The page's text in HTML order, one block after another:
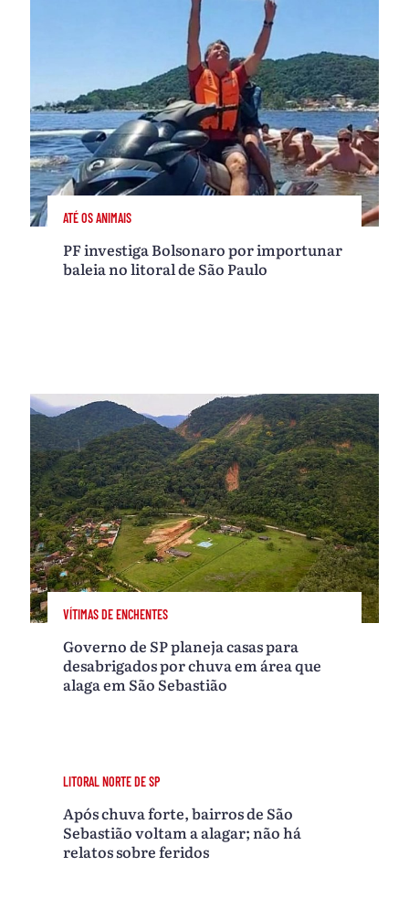
ATÉ OS ANIMAIS
PF investiga Bolsonaro por importunar
baleia no litoral de São Paulo
VÍTIMAS DE ENCHENTES
Governo de SP planeja casas para
desabrigados por chuva em área que
alaga em São Sebastião
LITORAL NORTE DE SP
Após chuva forte, bairros de São
Sebastião voltam a alagar; não há
relatos sobre feridos